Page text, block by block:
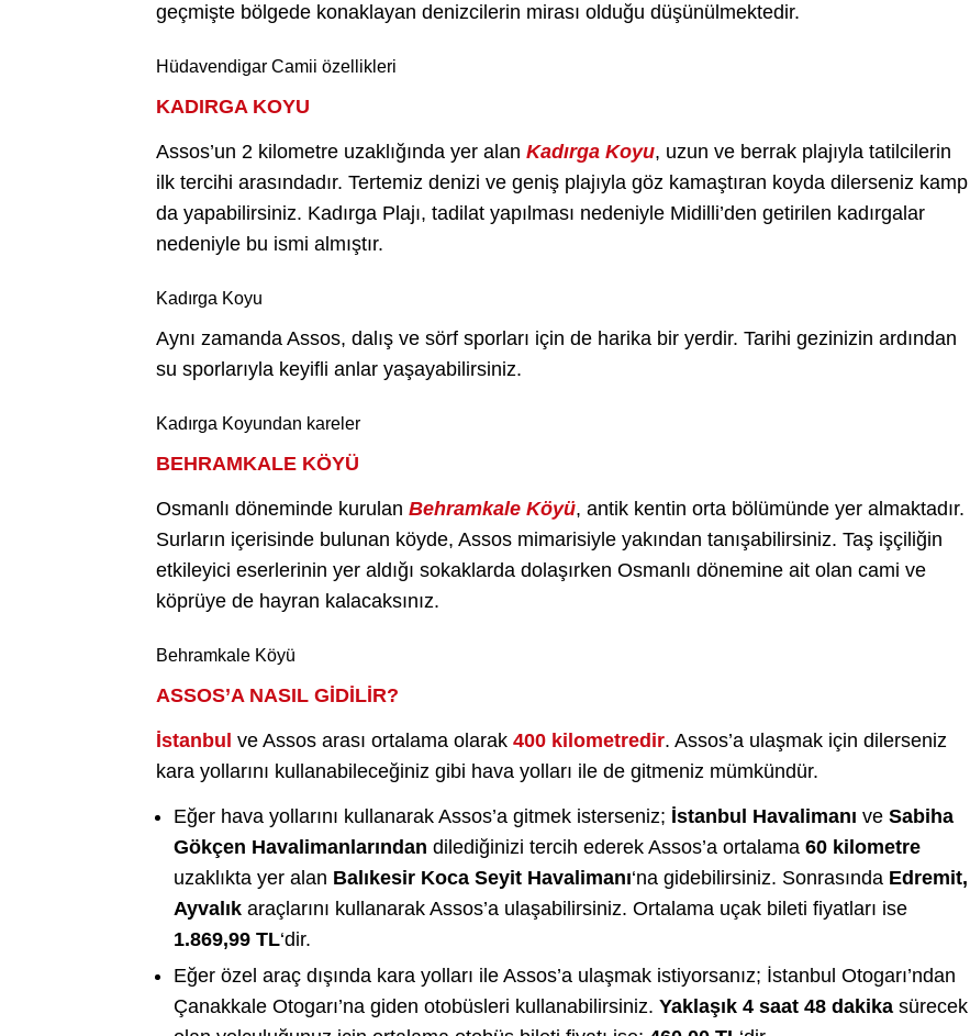
geçmişte bölgede konaklayan denizcilerin mirası olduğu düşünülmektedir.
Hüdavendigar Camii özellikleri
KADIRGA KOYU
Assos’un 2 kilometre uzaklığında yer alan Kadırga Koyu, uzun ve berrak plajıyla tatilcilerin
ilk tercihi arasındadır. Tertemiz denizi ve geniş plajıyla göz kamaştıran koyda dilerseniz kamp
da yapabilirsiniz. Kadırga Plajı, tadilat yapılması nedeniyle Midilli’den getirilen kadırgalar
nedeniyle bu ismi almıştır.
Kadırga Koyu
Aynı zamanda Assos, dalış ve sörf sporları için de harika bir yerdir. Tarihi gezinizin ardından
su sporlarıyla keyifli anlar yaşayabilirsiniz.
Kadırga Koyundan kareler
BEHRAMKALE KÖYÜ
Osmanlı döneminde kurulan Behramkale Köyü, antik kentin orta bölümünde yer almaktadır.
Surların içerisinde bulunan köyde, Assos mimarisiyle yakından tanışabilirsiniz. Taş işçiliğin
etkileyici eserlerinin yer aldığı sokaklarda dolaşırken Osmanlı dönemine ait olan cami ve
köprüye de hayran kalacaksınız.
Behramkale Köyü
ASSOS’A NASIL GİDİLİR?
İstanbul ve Assos arası ortalama olarak 400 kilometredir. Assos’a ulaşmak için dilerseniz
kara yollarını kullanabileceğiniz gibi hava yolları ile de gitmeniz mümkündür.
Eğer hava yollarını kullanarak Assos’a gitmek isterseniz; İstanbul Havalimanı ve Sabiha
Gökçen Havalimanlarından dilediğinizi tercih ederek Assos’a ortalama 60 kilometre
uzaklıkta yer alan Balıkesir Koca Seyit Havalimanı‘na gidebilirsiniz. Sonrasında Edremit,
Ayvalık araçlarını kullanarak Assos’a ulaşabilirsiniz. Ortalama uçak bileti fiyatları ise
1.869,99 TL‘dir.
Eğer özel araç dışında kara yolları ile Assos’a ulaşmak istiyorsanız; İstanbul Otogarı’ndan
Çanakkale Otogarı’na giden otobüsleri kullanabilirsiniz. Yaklaşık 4 saat 48 dakika sürecek